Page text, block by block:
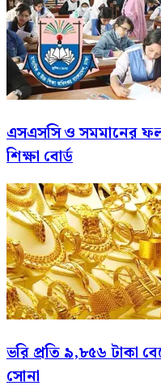
এসএসসি ও সমমানের
শিক্ষা বোর্ড
ভরি প্রতি ৯,৮৫৬ টাকা
সোনা